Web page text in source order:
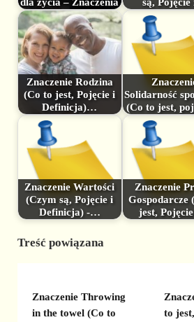
Znaczenie Rodzina
(Co to jest, Pojęcie i
Definicja)…
Solidarność
(Co to jest,
Znaczenie Wartości
(Czym są, Pojęcie i
Definicja) -…
Znaczenie
Gospodarcze
jest,
Treść powiązana
Znaczenie Throwing
in the towel (Co to
to